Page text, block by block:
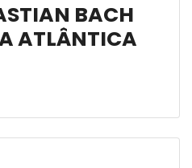
BACH
ATLÂNTICA